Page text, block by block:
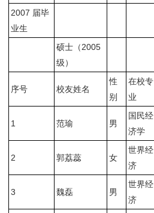
2007 届毕
业生
硕士（2005
级）
序号 校友姓名
性
别
在校专
业
1 范瑜 男
国民经
济学
2 郭荔蕊 女
世界经
济
3 魏磊 男
世界经
济